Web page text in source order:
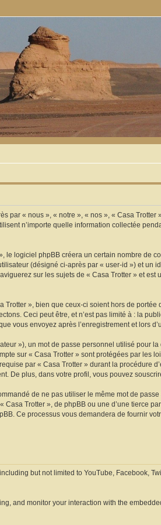
« nous », « notre », « nos », « Casa Trotter
n’importe quelle information collectée
logiciel phpBB créera un certain nombre de
(désigné ci-après par « user-id ») et
sur les sujets de « Casa Trotter » et
», bien que ceux-ci soient hors de
Ceci peut être, et n’est pas limité à : la
vous envoyez après l’enregistrement et lors
»), un mot de passe personnel utilisé pour
sur « Casa Trotter » sont protégées par les
par « Casa Trotter » durant la procédure
De plus, dans votre profil, vous pouvez
de ne pas utiliser le même mot de
Trotter », de phpBB ou une d’une tierce
Ce processus vous demandera de fournir
but not limited to YouTube, Facebook,
and monitor your interaction with the